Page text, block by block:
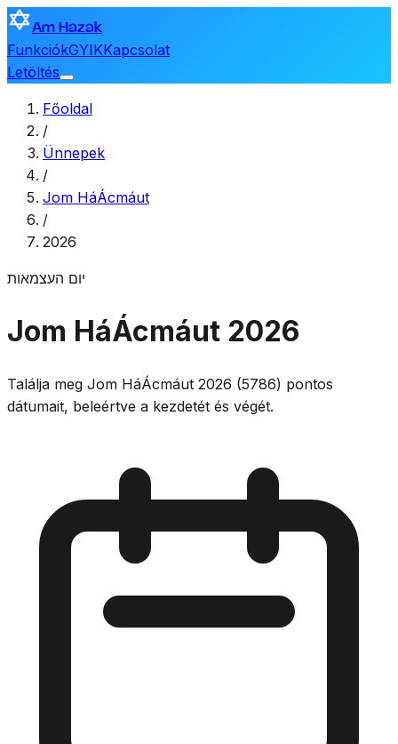
Am Hazak
FunkciókGYIKKapcsolat
Letöltés
Főoldal
/
Ünnepek
/
Jom HáÁcmáut
/
2026
יום העצמאות
Jom HáÁcmáut 2026
Találja meg Jom HáÁcmáut 2026 (5786) pontos
dátumait, beleértve a kezdetét és végét.